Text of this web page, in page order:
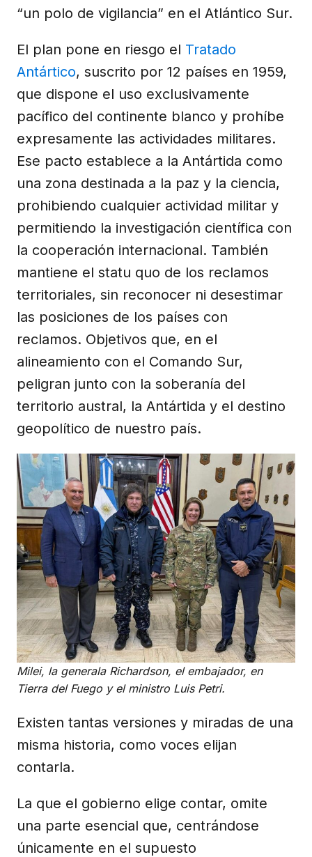
“un polo de vigilancia” en el Atlántico Sur.
El plan pone en riesgo el Tratado
Antártico, suscrito por 12 países en 1959,
que dispone el uso exclusivamente
pacífico del continente blanco y prohíbe
expresamente las actividades militares.
Ese pacto establece a la Antártida como
una zona destinada a la paz y la ciencia,
prohibiendo cualquier actividad militar y
permitiendo la investigación científica con
la cooperación internacional. También
mantiene el statu quo de los reclamos
territoriales, sin reconocer ni desestimar
las posiciones de los países con
reclamos. Objetivos que, en el
alineamiento con el Comando Sur,
peligran junto con la soberanía del
territorio austral, la Antártida y el destino
geopolítico de nuestro país.
Milei, la generala Richardson, el embajador, en
Tierra del Fuego y el ministro Luis Petri.
Existen tantas versiones y miradas de una
misma historia, como voces elijan
contarla.
La que el gobierno elige contar, omite
una parte esencial que, centrándose
únicamente en el supuesto